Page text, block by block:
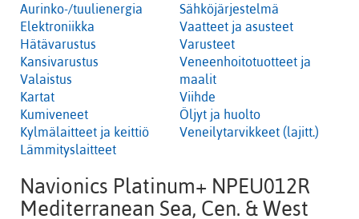
Aurinko-/tuulienergia
Elektroniikka
Hätävarustus
Kansivarustus
Valaistus
Kartat
Kumiveneet
Kylmälaitteet ja keittiö
Lämmityslaitteet
Sähköjärjestelmä
Vaatteet ja asusteet
Varusteet
Veneenhoitotuotteet ja
maalit
Viihde
Öljyt ja huolto
Veneilytarvikkeet (lajitt.)
Navionics Platinum+ NPEU012R
Mediterranean Sea, Cen. & West